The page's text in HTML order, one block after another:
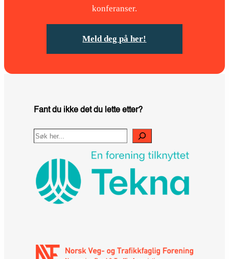
konferanser.
Meld deg på her!
Fant du ikke det du lette etter?
Search